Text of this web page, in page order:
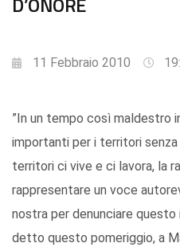
11 Febbraio 2010
”In un tempo così maldestro
importanti per i territori
territori ci vive e ci lavora, la
rappresentare un voce
nostra per denunciare questo
detto questo pomeriggio, a